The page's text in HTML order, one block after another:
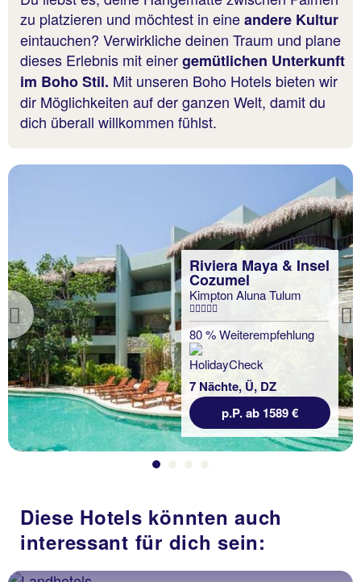
zu platzieren und möchtest in eineandere Kultur
eintauchen? Verwirkliche deinen Traum und plane
dieses Erlebnis mit einergemütlichen Unterkunft
im Boho Stil. Mit unseren Boho Hotels bieten wir
dir Möglichkeiten auf der ganzen Welt, damit du
dich überall willkommen fühlst.
Previous
Riviera Maya & Insel
Cozumel
Kimpton Aluna Tulum
80 % Weiterempfehlung
7 Nächte, Ü, DZ
p.P. ab 1589 €
Diese Hotels könnten auch
interessant für dich sein: